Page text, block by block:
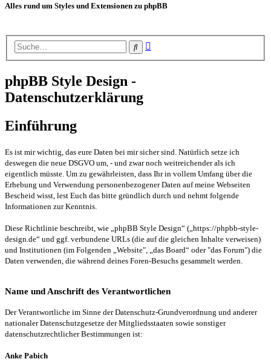
Alles rund um Styles und Extensionen zu phpBB
Suche
phpBB Style Design -
Datenschutzerklärung
Einführung
Es ist mir wichtig, das eure Daten bei mir sicher sind. Natürlich setze ich
deswegen die neue DSGVO um, - und zwar noch weitreichender als ich
eigentlich müsste. Um zu gewährleisten, dass Ihr in vollem Umfang über die
Erhebung und Verwendung personenbezogener Daten auf meine Webseiten
Bescheid wisst, lest Euch das bitte gründlich durch und nehmt folgende
Informationen zur Kenntnis.
Diese Richtlinie beschreibt, wie „phpBB Style Design“ („https://phpbb-style-
design.de“ und ggf. verbundene URLs (die auf die gleichen Inhalte verweisen)
und Institutionen (im Folgenden „Website", „das Board“ oder "das Forum") die
Daten verwenden, die während deines Foren-Besuchs gesammelt werden.
Name und Anschrift des Verantwortlichen
Der Verantwortliche im Sinne der Datenschutz-Grundverordnung und anderer
nationaler Datenschutzgesetze der Mitgliedsstaaten sowie sonstiger
datenschutzrechtlicher Bestimmungen ist:
Anke Pabich